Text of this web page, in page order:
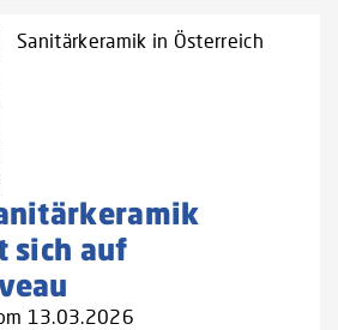
Sanitärkeramik in Österreich
sich auf
13.03.2026